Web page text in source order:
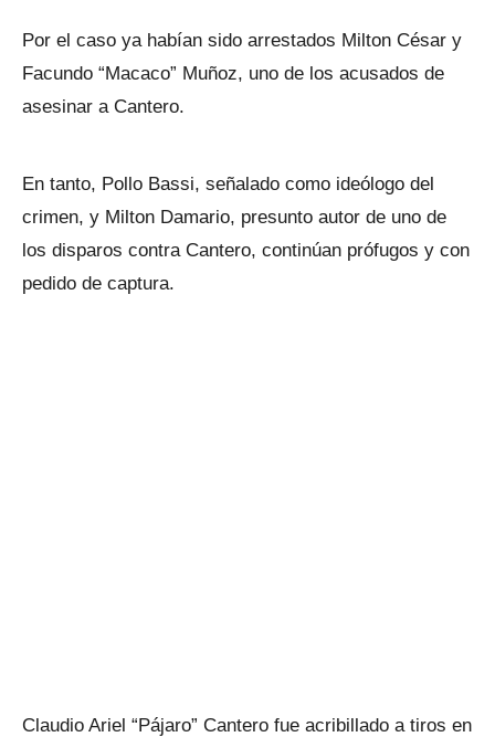
Por el caso ya habían sido arrestados Milton César y
Facundo “Macaco” Muñoz, uno de los acusados de
asesinar a Cantero.
En tanto, Pollo Bassi, señalado como ideólogo del
crimen, y Milton Damario, presunto autor de uno de
los disparos contra Cantero, continúan prófugos y con
pedido de captura.
Claudio Ariel “Pájaro” Cantero fue acribillado a tiros en